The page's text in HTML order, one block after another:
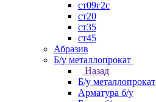
ст09г2с
ст20
ст35
ст45
Абразив
Б/у металлопрокат
Назад
Б/у металлопрокат
Арматура б/у